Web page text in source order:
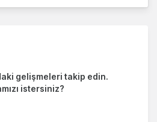
gelişmeleri takip edin.
istersiniz?